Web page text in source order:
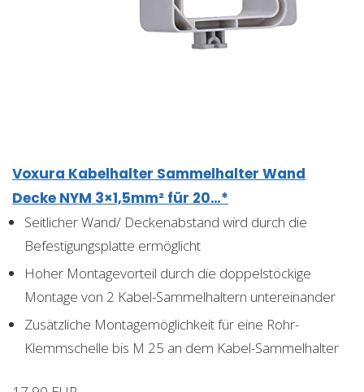
Voxura Kabelhalter Sammelhalter Wand
Decke NYM 3×1,5mm² für 20…*
Seitlicher Wand/ Deckenabstand wird durch die
Befestigungsplatte ermöglicht
Hoher Montagevorteil durch die doppelstöckige
Montage von 2 Kabel-Sammelhaltern untereinander
Zusätzliche Montagemöglichkeit für eine Rohr-
Klemmschelle bis M 25 an dem Kabel-Sammelhalter